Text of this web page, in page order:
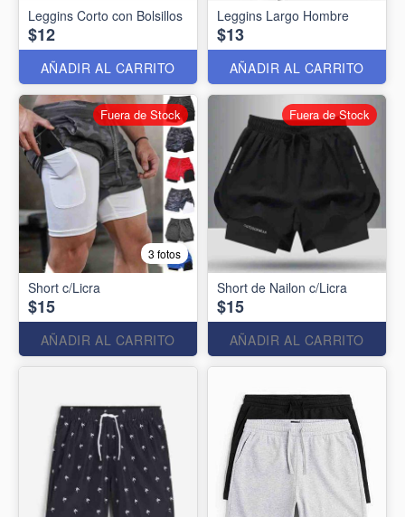
Leggins Corto con Bolsillos
$12
AÑADIR AL CARRITO
Leggins Largo Hombre
$13
AÑADIR AL CARRITO
3 fotos
Short c/Licra
$15
AÑADIR AL CARRITO
Fuera de Stock
Short de Nailon c/Licra
$15
AÑADIR AL CARRITO
Fuera de Stock